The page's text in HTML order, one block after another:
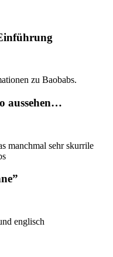
zu Baobabs.
aussehen…
manchmal sehr skurrile
englisch